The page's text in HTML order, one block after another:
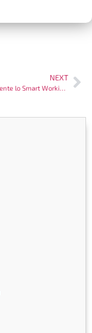
NEXT
Usi correttamente lo Smart Working nel tuo business?